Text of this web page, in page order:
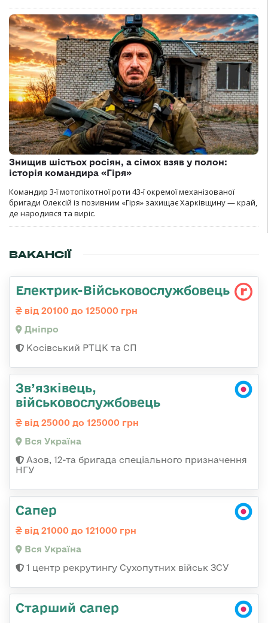
Знищив шістьох росіян, а сімох взяв у полон:
історія командира «Гіря»
Командир 3-ї мотопіхотної роти 43-ї окремої механізованої
бригади Олексій із позивним «Гіря» захищає Харківщину — край,
де народився та виріс.
ВАКАНСІЇ
Електрик-Військовослужбовець
від 20100 до 125000 грн
Дніпро
Косівський РТЦК та СП
Зв’язківець,
військовослужбовець
від 25000 до 125000 грн
Вся Україна
Азов, 12-та бригада спеціального призначення
НГУ
Сапер
від 21000 до 121000 грн
Вся Україна
1 центр рекрутингу Сухопутних військ ЗСУ
Старший сапер